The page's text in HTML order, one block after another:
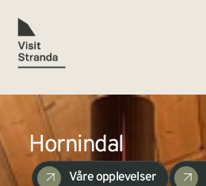
Hornindal
Våre opplevelser